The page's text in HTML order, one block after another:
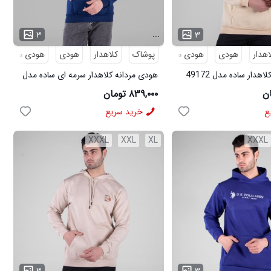
۳
هودی
هودی مردانه
ساده مدل 49172
۳
...
پوشاک
کلاهدار هودی
هودی مردانه
هودی مردانه کلاهدار سرمه ای ساده مدل
49173
۸۳۹,۰۰۰ تومان
خرید سریع
XXXL
XL
XXL
XXXL